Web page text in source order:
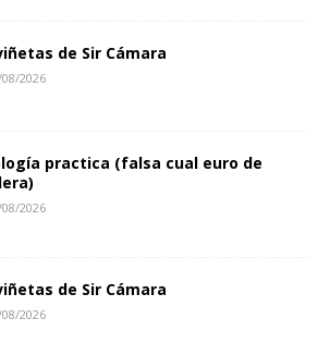
de Sir Cámara
2026
practica (falsa cual euro de
2026
de Sir Cámara
2026